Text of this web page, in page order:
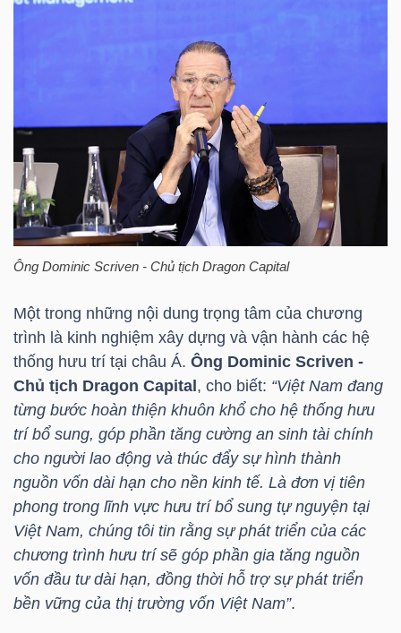
Ông Dominic Scriven - Chủ tịch Dragon Capital
Một trong những nội dung trọng tâm của chương
trình là kinh nghiệm xây dựng và vận hành các hệ
thống hưu trí tại châu Á. Ông Dominic Scriven -
Chủ tịch Dragon Capital, cho biết: “Việt Nam đang
từng bước hoàn thiện khuôn khổ cho hệ thống hưu
trí bổ sung, góp phần tăng cường an sinh tài chính
cho người lao động và thúc đẩy sự hình thành
nguồn vốn dài hạn cho nền kinh tế. Là đơn vị tiên
phong trong lĩnh vực hưu trí bổ sung tự nguyện tại
Việt Nam, chúng tôi tin rằng sự phát triển của các
chương trình hưu trí sẽ góp phần gia tăng nguồn
vốn đầu tư dài hạn, đồng thời hỗ trợ sự phát triển
bền vững của thị trường vốn Việt Nam”.
VĨ
NGÀNH
DOANH
CỔ
PHIẾU
PHÁI
SINH